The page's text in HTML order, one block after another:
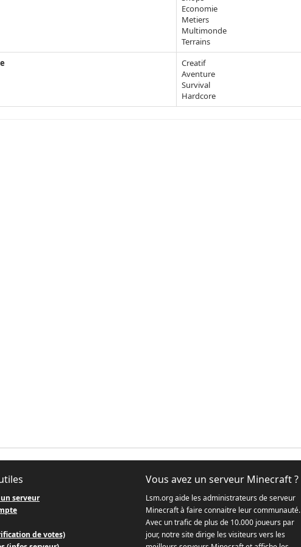
Economie
Metiers
Multimonde
Terrains
Creatif
Aventure
Survival
Hardcore
serveur
de votes)
Vous avez un serveur Minecraft ?
Lsm.org aide les administrateurs de serveur
Minecraft à faire connaitre leur communauté.
Avec un trafic de plus de 10.000 joueurs par
jour, notre site dirige les visiteurs vers les